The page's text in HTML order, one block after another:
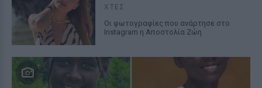
ΧΤΕΣ
Οι φωτογραφίες που ανάρτησε στο
Instagram η Αποστολία Ζώη